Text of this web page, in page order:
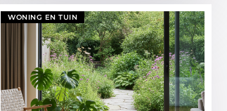
WONING EN TUIN